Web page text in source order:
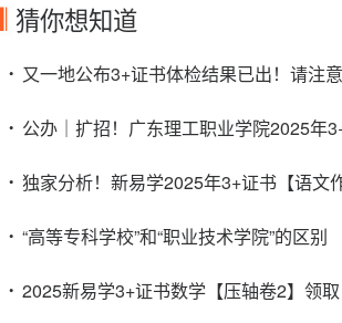
猜你想知道
• 又一地公布3+证书体检结果已出！请注
询！
• 公办｜扩招！广东理工职业学院2025年
书招生计划
• 独家分析！新易学2025年3+证书【语文
文】预测！看完作文不得50分+？
• “高等专科学校”和“职业技术学院”的区别
• 2025新易学3+证书数学【压轴卷2】领